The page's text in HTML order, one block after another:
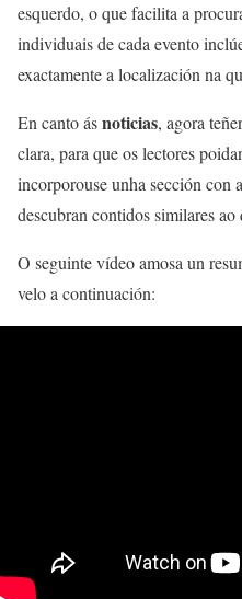
esquerdo, o que facilita a
individuais de cada evento
exactamente a localización na
En canto ásnoticias, agora
clara, para que os lectores
incorporouse unha sección con
descubran contidos similares ao
O seguinte vídeo amosa un
velo a continuación: